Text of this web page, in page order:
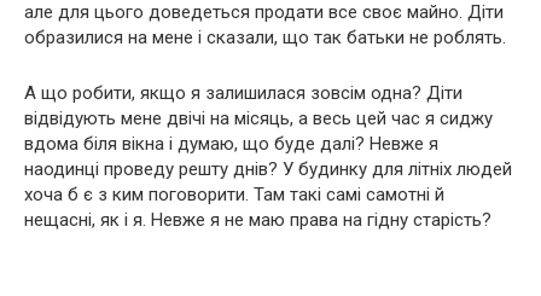
але для цього доведеться продати все своє майно. Діти
образилися на мене і сказали, що так батьки не роблять.
А що робити, якщо я залишилася зовсім одна? Діти
відвідують мене двічі на місяць, а весь цей час я сиджу
вдома біля вікна і думаю, що буде далі? Невже я
наодинці проведу решту днів? У будинку для літніх людей
хоча б є з ким поговорити. Там такі самі самотні й
нещасні, як і я. Невже я не маю права на гідну старість?